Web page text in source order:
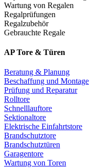
Wartung von Regalen
Regalprüfungen
Regalzubehör
Gebrauchte Regale
AP Tore & Türen
Beratung & Planung
Beschaffung und Montage
Prüfung und Reparatur
Rolltore
Schnelllauftore
Sektionaltore
Elektrische Einfahrtstore
Brandschutztore
Brandschutztüren
Garagentore
Wartung von Toren